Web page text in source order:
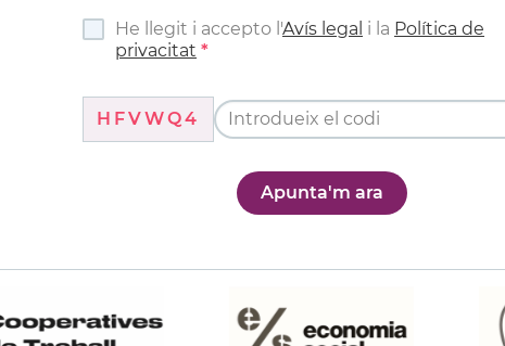
He llegit i accepto l'Avís legal i la Política de
privacitat
HFVWQ4
Apunta'm ara